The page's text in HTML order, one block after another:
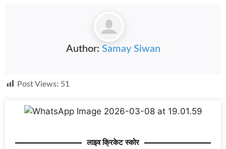
Author: Samay Siwan
Post Views: 51
लाइव क्रिकेट स्कोर